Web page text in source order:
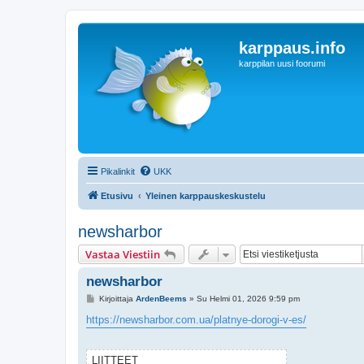
karppaus.info
karppilan uusi foorumi
Pikalinkit UKK
Etusivu Yleinen karppauskeskustelu
newsharbor
Vastaa Viestiin
newsharbor
V
e
s
Kirjoittaja ArdenBeems » Su Helmi 01, 2026 9:59 pm
https://newsharbor.com.ua/platnye-dorogi-v-es/
LIITTEET